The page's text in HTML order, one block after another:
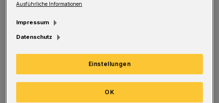
Der Film wird anschließend öffentlich im Kino
präsentiert und auf DVD für die Aufklärungs-
und Präventionsarbeit genutzt. Er soll
präventiv über Rausch, Rauschmittel und die
Ausführliche Informationen
Impressum
Datenschutz
Einstellungen
OK